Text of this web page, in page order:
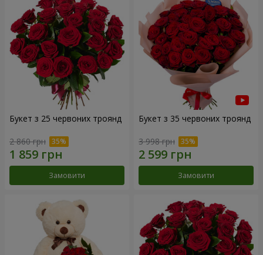
Букет з 25 червоних троянд
2 860 грн
Замовити
Букет з 35 червоних троянд
3 998 грн
Замовити